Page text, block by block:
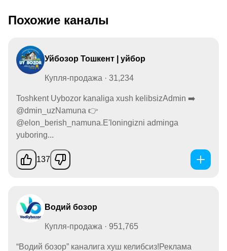
Похожие каналы
Уйбозор Тошкент | уйбор
Купля-продажа · 31,234
Toshkent Uybozor kanaliga xush kelibsizAdmin ➡️
@dmin_uzNamuna 👉
@elon_berish_namuna.E'loningizni adminga
yuboring...
137
Водий бозор
Купля-продажа · 951,765
“Водий бозор” каналига хуш келибсиз!Реклама